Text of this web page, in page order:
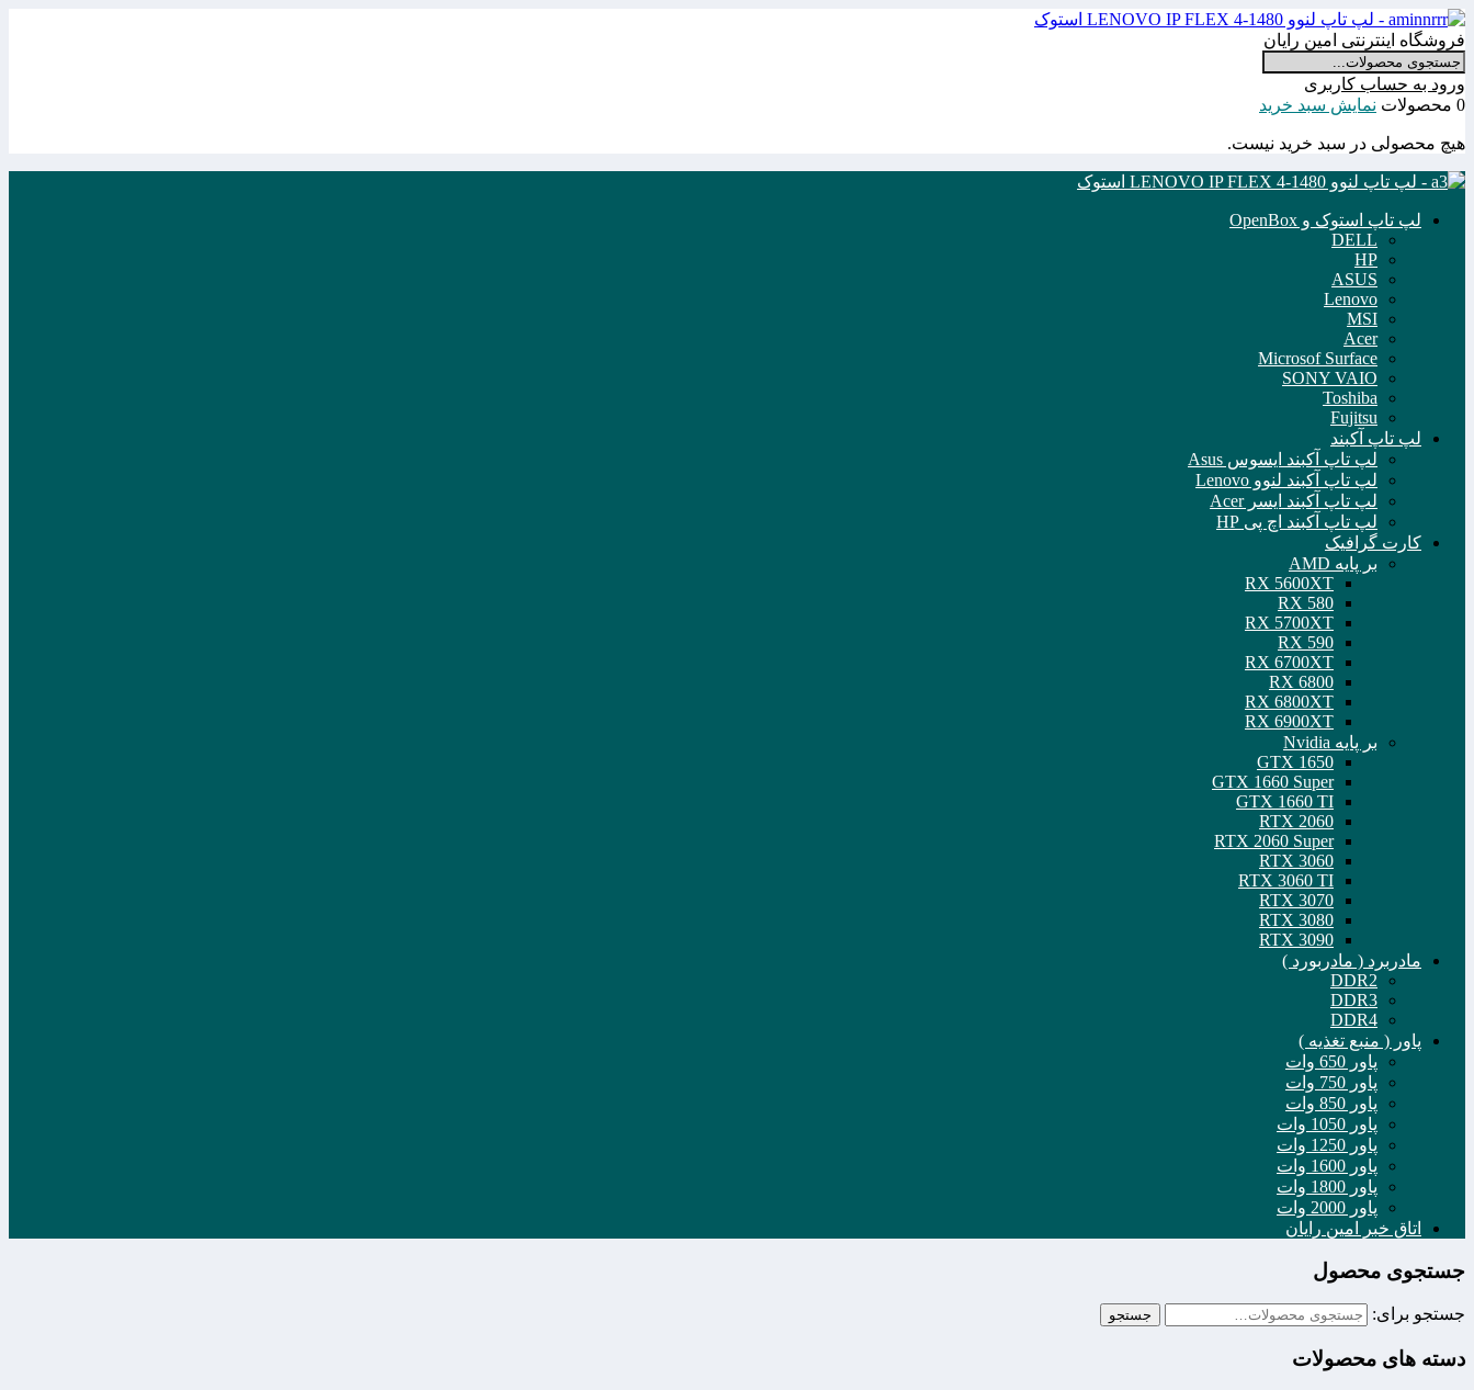
فروشگاه اینترنتی امین رایان
ورود به حساب کاربری
0 محصولات
نمایش سبد خرید
هیچ محصولی در سبد خرید نیست.
لپ تاپ استوک و OpenBox
DELL
HP
ASUS
Lenovo
MSI
Acer
Microsof Surface
SONY VAIO
Toshiba
Fujitsu
لپ تاپ آکبند
لپ تاپ آکبند ایسوس Asus
لپ تاپ آکبند لنوو Lenovo
لپ تاپ آکبند ایسر Acer
لپ تاپ آکبند اچ پی HP
کارت گرافیک
بر پایه AMD
RX 5600XT
RX 580
RX 5700XT
RX 590
RX 6700XT
RX 6800
RX 6800XT
RX 6900XT
بر پایه Nvidia
GTX 1650
GTX 1660 Super
GTX 1660 TI
RTX 2060
RTX 2060 Super
RTX 3060
RTX 3060 TI
RTX 3070
RTX 3080
RTX 3090
مادربرد ( مادربورد )
DDR2
DDR3
DDR4
پاور ( منبع تغذیه )
پاور 650 وات
پاور 750 وات
پاور 850 وات
پاور 1050 وات
پاور 1250 وات
پاور 1600 وات
پاور 1800 وات
پاور 2000 وات
اتاق خبر امین رایان
جستجوی محصول
جستجو برای: جستجو
دسته های محصولات